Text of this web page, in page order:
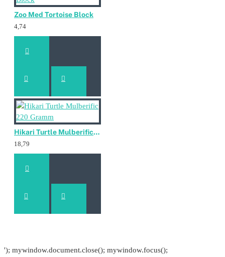
Zoo Med Tortoise Block
4,74
Hikari Turtle Mulberific 220 Gramm
18,79
'); mywindow.document.close(); mywindow.focus();